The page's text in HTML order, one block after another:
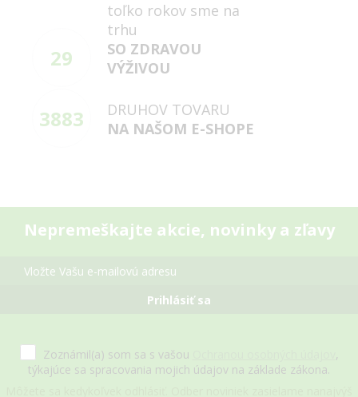
29
toľko rokov sme na
trhu
SO ZDRAVOU
VÝŽIVOU
3883
DRUHOV TOVARU
NA NAŠOM E-SHOPE
Nepremeškajte akcie, novinky a zľavy
Prihlásiť sa
Zoznámil(a) som sa s vašou
,
týkajúce sa spracovania mojich údajov na základe zákona.